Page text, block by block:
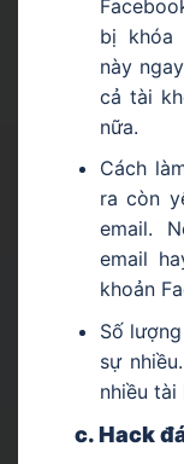
bị khóa
này
cả tài
nữa.
Cách
ra còn
email.
email
khoản
Số
sự
nhiều tài
c. Hack